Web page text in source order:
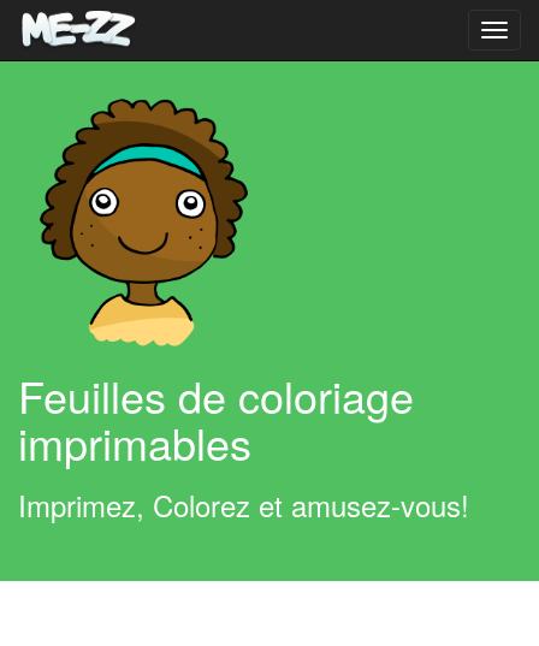
Feuilles de coloriage
imprimables
Imprimez, Colorez et amusez-vous!